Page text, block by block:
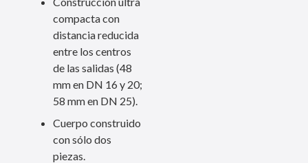
compacta con
distancia reducida
entre los centros
de las salidas (48
mm en DN 16 y 20;
58 mm en DN 25).
Cuerpo construido
con sólo dos
piezas.